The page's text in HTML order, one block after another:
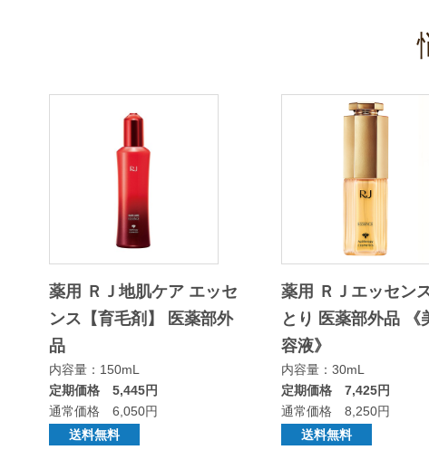
薬用 ＲＪ地肌ケア エッセ
ンス【育毛剤】 医薬部外
品
内容量：150mL
定期価格 5,445円
通常価格 6,050円
送料無料
薬用 ＲＪエッセン
とり 医薬部外品 《
容液》
内容量：30mL
定期価格 7,425円
通常価格 8,250円
送料無料